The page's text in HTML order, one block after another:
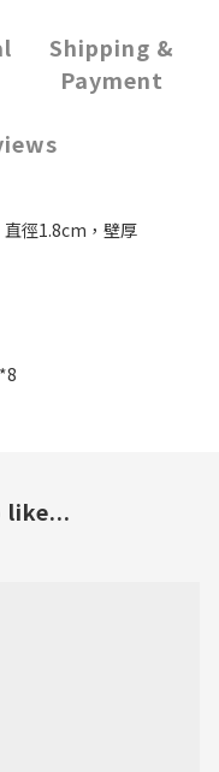
Shipping &
Payment
徑1.8cm，壁厚
like...